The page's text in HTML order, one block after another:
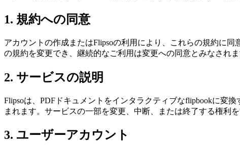
1. 規約への同意
アカウントの作成またはFlipsoの利用により、これらの規約に
の規約を変更でき、継続的なご利用は変更への同意とみなされま
2. サービスの説明
Flipsoは、PDFドキュメントをインタラクティブなflipbookに変
まれます。サービスの一部を変更、中断、または終了する権利を
3. ユーザーアカウント